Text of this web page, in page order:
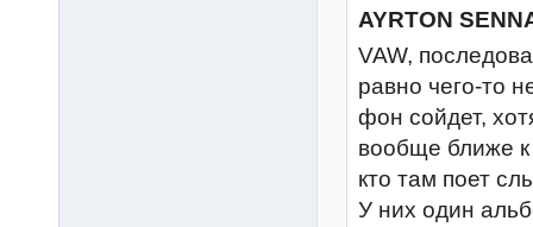
AYRTON
VAW,
равно чего-то
фон сойдет,
вообще ближе к
кто там поет
У них один